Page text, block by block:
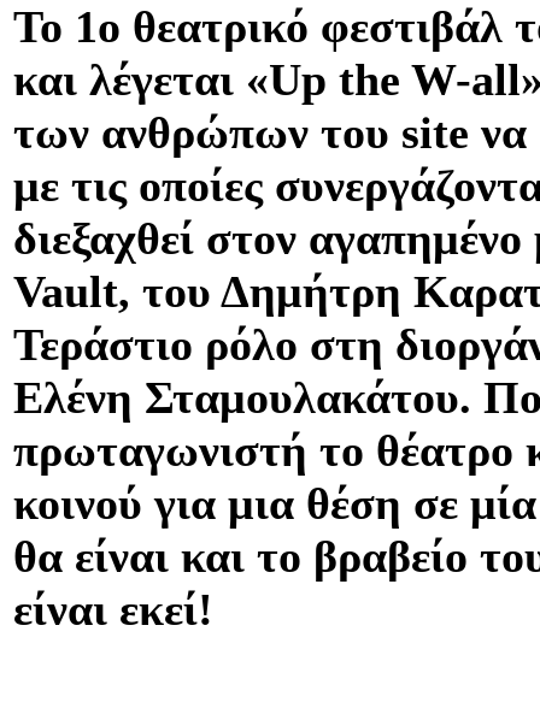
Το 1ο θεατρικό φεστιβάλ
και λέγεται «Up the W-
των ανθρώπων του site να
με τις οποίες
διεξαχθεί στον
Vault, του Δημήτρη
Τεράστιο ρόλο στη
Ελένη Σταμουλακάτου.
πρωταγωνιστή το θέατρο
κοινού για μια θέση σε
θα είναι και το βραβείο
είναι εκεί!